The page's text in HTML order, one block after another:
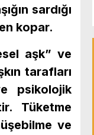
sardığı
kopar.
aşk” ve
tarafları
psikolojik
Tüketme
ve